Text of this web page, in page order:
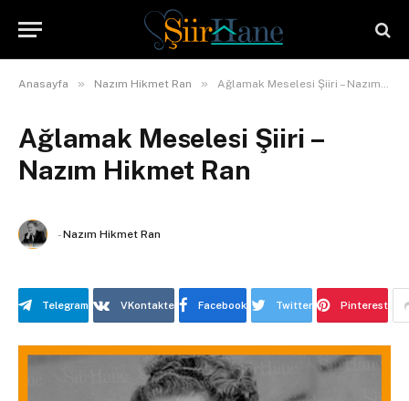
Anasayfa » Nazım Hikmet Ran » Ağlamak Meselesi Şiiri – Nazım Hikmet Ran
Ağlamak Meselesi Şiiri –
Nazım Hikmet Ran
-Nazım Hikmet Ran
Telegram VKontakte Facebook Twitter Pinterest